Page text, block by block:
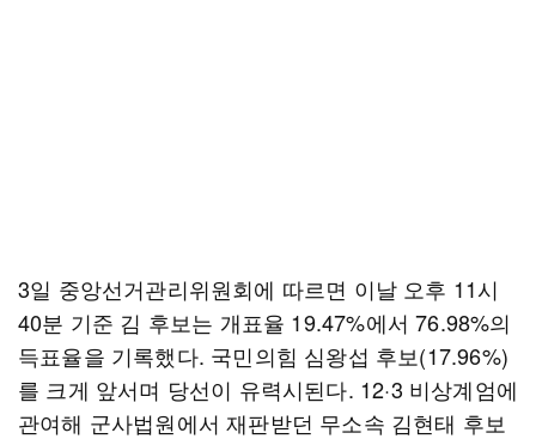
3일 중앙선거관리위원회에 따르면 이날 오후 11시
40분 기준 김 후보는 개표율 19.47%에서 76.98%의
득표율을 기록했다. 국민의힘 심왕섭 후보(17.96%)
를 크게 앞서며 당선이 유력시된다. 12·3 비상계엄에
관여해 군사법원에서 재판받던 무소속 김현태 후보